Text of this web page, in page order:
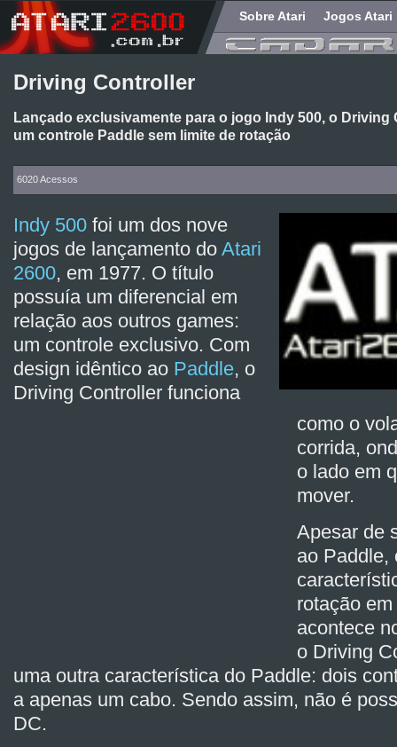
Sobre Atari Jogos Atari
Driving Controller
Lançado exclusivamente para o jogo Indy 500, o
um controle Paddle sem limite de rotação
6020 Acessos
Indy 500 foi um dos nove
jogos de lançamento do Atari
2600, em 1977. O título
possuía um diferencial em
relação aos outros games:
um controle exclusivo. Com
design idêntico ao Paddle, o
Driving Controller funciona
como o
corrida,
o lado em
mover.
Apesar de
ao Paddle,
rotação
acontece
o Driving
uma outra característica do Paddle: dois
a apenas um cabo. Sendo assim, não é
DC.